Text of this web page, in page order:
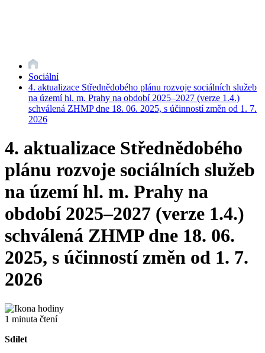
Sociální
4. aktualizace Střednědobého plánu rozvoje sociálních služeb
na území hl. m. Prahy na období 2025–2027 (verze 1.4.)
schválená ZHMP dne 18. 06. 2025, s účinností změn od 1. 7.
2026
4. aktualizace Střednědobého
plánu rozvoje sociálních služeb
na území hl. m. Prahy na
období 2025–2027 (verze 1.4.)
schválená ZHMP dne 18. 06.
2025, s účinností změn od 1. 7.
2026
1 minuta čtení
Sdílet